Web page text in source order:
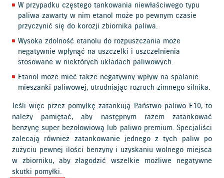
W przypadku częstego tankowania niewłaściwego typu
paliwa zawarty w nim etanol może po pewnym czasie
przyczynić się do korozji zbiornika paliwa.
Wysoka zdolność etanolu do rozpuszczania może
negatywnie wpłynąć na uszczelki i uszczelnienia
stosowane w niektórych układach paliwowych.
Etanol może mieć także negatywny wpływ na spalanie
mieszanki paliwowej, utrudniając rozruch zimnego silnika.
Jeśli więc przez pomyłkę zatankują Państwo paliwo E10, to
należy pamiętać, aby następnym razem zatankować
benzynę super bezołowiową lub paliwo premium. Specjaliści
zalecają również zatankowanie jednego z tych paliw po
zużyciu pewnej ilości benzyny i uzyskaniu wolnego miejsca
w zbiorniku, aby złagodzić wszelkie możliwe negatywne
skutki pomyłki.